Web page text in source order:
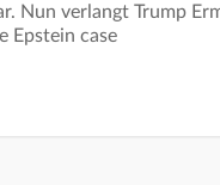
Nun verlangt Trump
Epstein case